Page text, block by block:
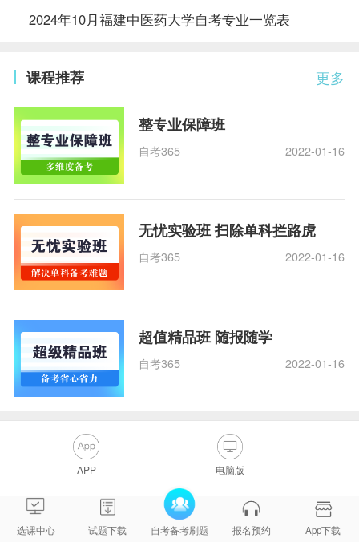
2024年10月福建中医药大学自考专业一览表
更多
课程推荐
整专业保障班
自考365 2022-01-16
无忧实验班 扫除单科拦路虎
自考365 2022-01-16
超值精品班 随报随学
自考365 2022-01-16
APP 电脑版
选课中心 试题下载 自考备考刷题 报名预约 App下载